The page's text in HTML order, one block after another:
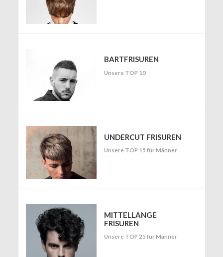
BARTFRISUREN
Unsere TOP 10
UNDERCUT FRISUREN
Unsere TOP 15 für Männer
MITTELLANGE
FRISUREN
Unsere TOP 25 für Männer